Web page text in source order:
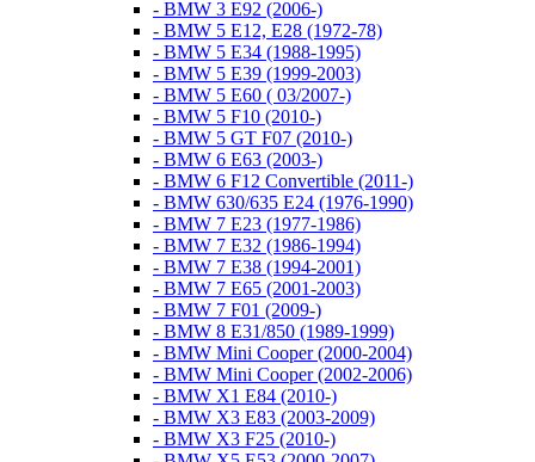
- BMW 3 E92 (2006-)
- BMW 5 E12, E28 (1972-78)
- BMW 5 E34 (1988-1995)
- BMW 5 E39 (1999-2003)
- BMW 5 E60 ( 03/2007-)
- BMW 5 F10 (2010-)
- BMW 5 GT F07 (2010-)
- BMW 6 E63 (2003-)
- BMW 6 F12 Convertible (2011-)
- BMW 630/635 E24 (1976-1990)
- BMW 7 E23 (1977-1986)
- BMW 7 E32 (1986-1994)
- BMW 7 E38 (1994-2001)
- BMW 7 E65 (2001-2003)
- BMW 7 F01 (2009-)
- BMW 8 E31/850 (1989-1999)
- BMW Mini Cooper (2000-2004)
- BMW Mini Cooper (2002-2006)
- BMW X1 E84 (2010-)
- BMW X3 E83 (2003-2009)
- BMW X3 F25 (2010-)